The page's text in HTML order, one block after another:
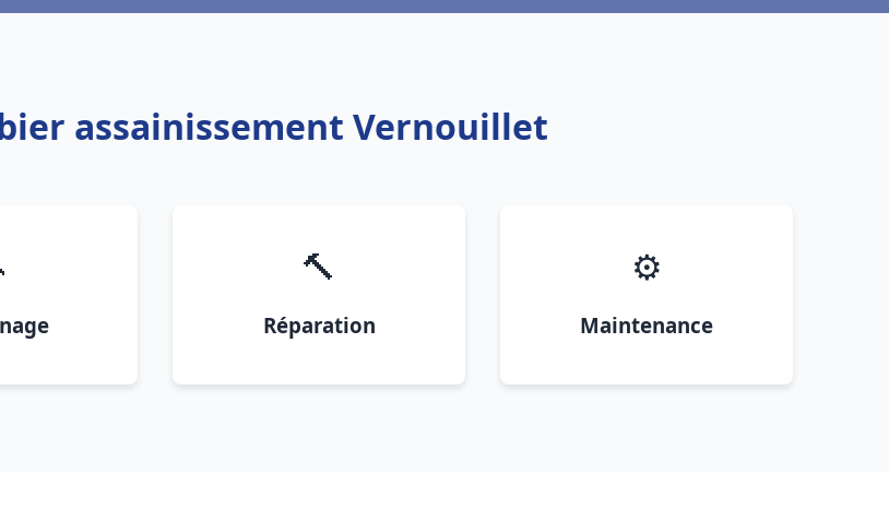
assainissement Vernouillet
🔨
Réparation
⚙️
Maintenance